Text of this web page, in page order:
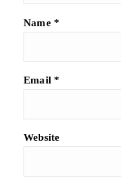
Name *
Email *
Website